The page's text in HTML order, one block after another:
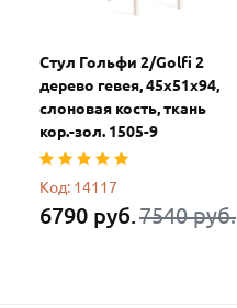
Стул Гольфи 2/Golfi 2
дерево гевея, 45х51х94,
слоновая кость, ткань
кор.-зол. 1505-9
Код: 14117
6790 руб. 7540 руб.